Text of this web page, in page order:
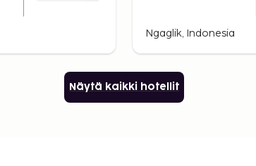
Ngaglik, Indonesia
Näytä kaikki hotellit